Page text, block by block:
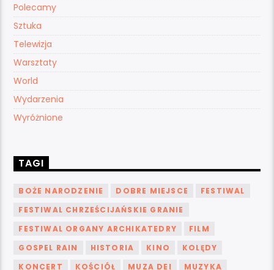
Polecamy
Sztuka
Telewizja
Warsztaty
World
Wydarzenia
Wyróżnione
TAGI
BOŻE NARODZENIE DOBRE MIEJSCE
FESTIWAL
FESTIWAL CHRZEŚCIJAŃSKIE GRANIE
FESTIWAL ORGANY ARCHIKATEDRY
FILM
GOSPEL RAIN
HISTORIA KINO
KOLĘDY
KONCERT
KOŚCIÓŁ MUZA DEI MUZYKA